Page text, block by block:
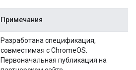
Примечания
Разработана спецификация,
совместимая с ChromeOS.
Первоначальная публикация на